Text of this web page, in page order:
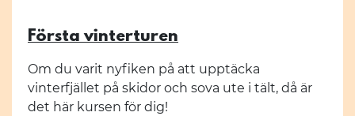
Första vinterturen
Om du varit nyfiken på att upptäcka
vinterfjället på skidor och sova ute i tält, då är
det här kursen för dig!